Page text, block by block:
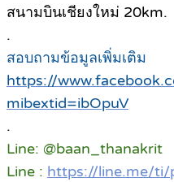
สนามบินเชียงใหม่ 20km.
.
สอบถามข้อมูลเพิ่มเติม
https://
mibextid=ibOpuV
.
Line: @baan_thanakrit
Line : https://line.me/ti/